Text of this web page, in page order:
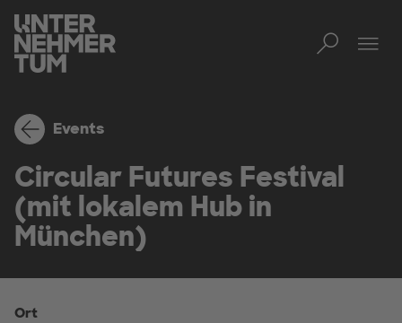
Events
Circular Futures Festival
(mit lokalem Hub in
München)
Ort